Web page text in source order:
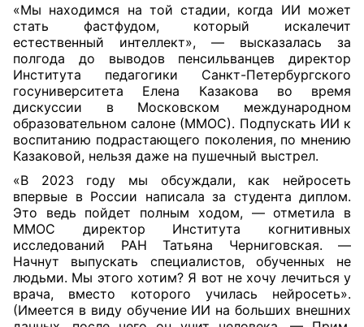
«Мы находимся на той стадии, когда ИИ может
стать фастфудом, который искалечит
естественный интеллект», — высказалась за
полгода до выводов пенсильванцев директор
Института педагогики Санкт-Петербургского
госуниверситета Елена Казакова во время
дискуссии в Московском международном
образовательном салоне (ММОС). Подпускать ИИ к
воспитанию подрастающего поколения, по мнению
Казаковой, нельзя даже на пушечный выстрел.
«В 2023 году мы обсуждали, как нейросеть
впервые в России написала за студента диплом.
Это ведь пойдет полным ходом, — отметила в
ММОС директор Института когнитивных
исследований РАН Татьяна Черниговская. —
Начнут выпускать специалистов, обученных не
людьми. Мы этого хотим? Я вот не хочу лечиться у
врача, вместо которого училась нейросеть».
(Имеется в виду обучение ИИ на больших внешних